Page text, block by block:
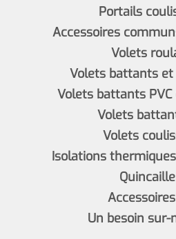
Portails
Accessoires
Volets
Volets battants et
Volets battants
Volets
Volets
Isolations
Un besoin sur-